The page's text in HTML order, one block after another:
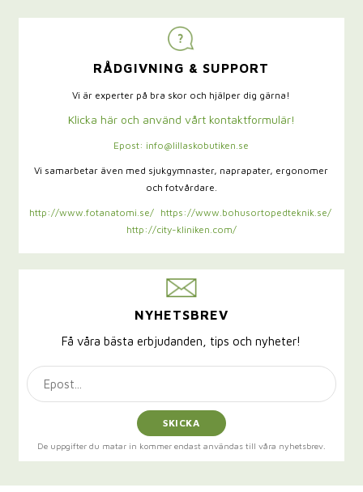
RÅDGIVNING & SUPPORT
Vi är experter på bra skor och hjälper dig gärna!
Klicka här och använd vårt kontaktformulär!
Epost: info@lillaskobutiken.se
Vi samarbetar även med sjukgymnaster, naprapater, ergonomer
och fotvårdare.
http://www.fotanatomi.se/
https://www.bohusortopedteknik.se/
http://city-kliniken.com/
NYHETSBREV
Få våra bästa erbjudanden, tips och nyheter!
SKICKA
De uppgifter du matar in kommer endast användas till våra nyhetsbrev.